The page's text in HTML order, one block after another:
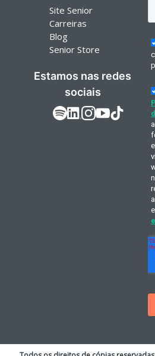
Site Senior
Carreiras
Blog
Senior Store
Estamos nas redes
sociais